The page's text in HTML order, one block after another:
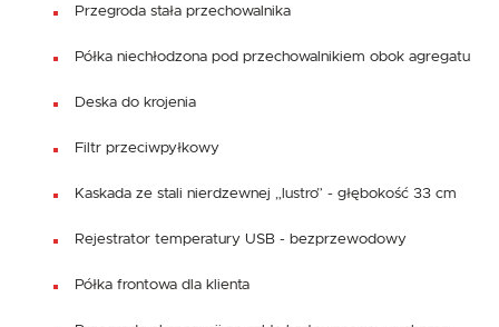
Przegroda stała przechowalnika
Półka niechłodzona pod przechowalnikiem obok agregatu
Deska do krojenia
Filtr przeciwpyłkowy
Kaskada ze stali nierdzewnej „lustro” - głębokość 33 cm
Rejestrator temperatury USB - bezprzewodowy
Półka frontowa dla klienta